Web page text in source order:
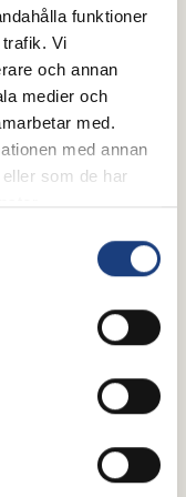
funktioner
Vi
och annan
medier och
med.
med annan
som de har